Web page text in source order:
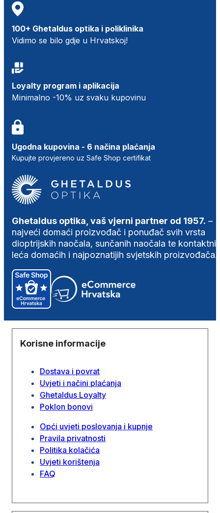
100+ Ghetaldus optika i poliklinika
Vidimo se bilo gdje u Hrvatskoj!
Loyalty program i aplikacija
Minimalno -10% uz svaku kupovinu
Ugodna kupovina - 6 načina plaćanja
Kupujte provjereno uz Safe Shop certifikat
Ghetaldus optika, vaš vjerni partner od 1957. –
najveći domaći proizvođač i ponuđač svih vrsta
dioptrijskih naočala, sunčanih naočala te
leća domaćih i najpoznatijih svjetskih proizvođača.
Korisne informacije
Dostava i povrat
Uvjeti i načini plaćanja
Ghetaldus Loyalty
Poklon bonovi
Opći uvjeti poslovanja i kupnje
Pravila privatnosti
Politika kolačića
Uvjeti korištenja
FAQ